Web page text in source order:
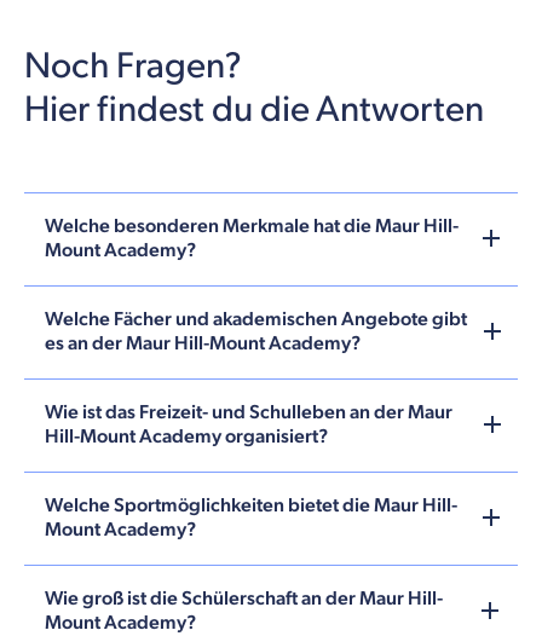
Noch Fragen?
Hier findest du die Antworten
Welche besonderen Merkmale hat die Maur Hill-
Mount Academy?
Welche Fächer und akademischen Angebote gibt
es an der Maur Hill-Mount Academy?
Wie ist das Freizeit- und Schulleben an der Maur
Hill-Mount Academy organisiert?
Welche Sportmöglichkeiten bietet die Maur Hill-
Mount Academy?
Wie groß ist die Schülerschaft an der Maur Hill-
Mount Academy?